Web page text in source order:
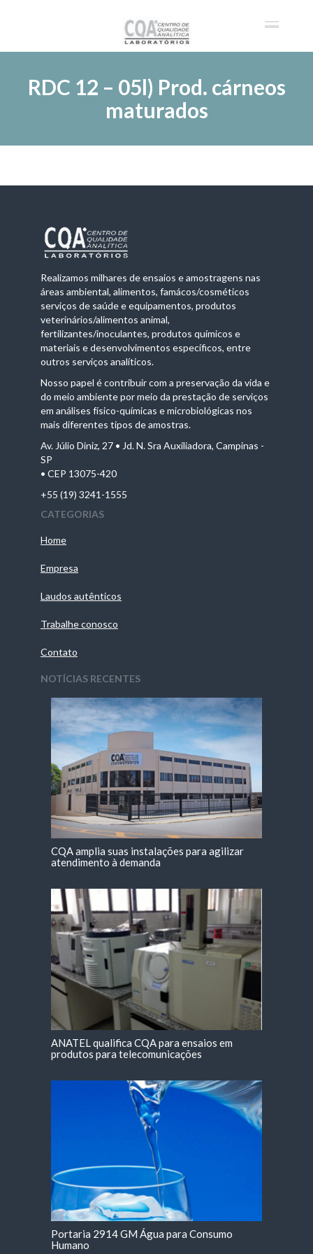
RDC 12 – 05l) Prod. cárneos
maturados
Realizamos milhares de ensaios e amostragens nas
áreas ambiental, alimentos, famácos/cosméticos
serviços de saúde e equipamentos, produtos
veterinários/alimentos animal,
fertilizantes/inoculantes, produtos químicos e
materiais e desenvolvimentos específicos, entre
outros serviços analíticos.
Nosso papel é contribuir com a preservação da vida e
do meio ambiente por meio da prestação de serviços
em análises físico-químicas e microbiológicas nos
mais diferentes tipos de amostras.
Av. Júlio Diniz, 27 • Jd. N. Sra Auxiliadora, Campinas -
SP
• CEP 13075-420
+55 (19) 3241-1555
CATEGORIAS
Home
Empresa
Laudos autênticos
Trabalhe conosco
Contato
NOTÍCIAS RECENTES
CQA amplia suas instalações para agilizar
atendimento à demanda
ANATEL qualifica CQA para ensaios em
produtos para telecomunicações
Portaria 2914 GM Água para Consumo
Humano